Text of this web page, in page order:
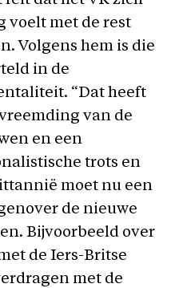
voelt met de rest
Volgens hem is die
in de
“Dat heeft
van de
en een
trots en
moet nu een
de nieuwe
Bijvoorbeeld over
de Iers-Britse
met de